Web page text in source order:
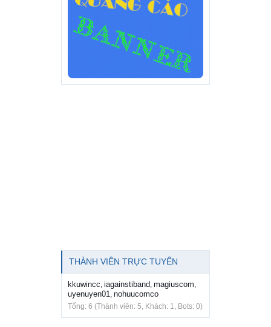
THÀNH VIÊN TRỰC TUYẾN
kkuwincc, iagainstiband, magiuscom,
uyenuyen01, nohuucomco
Tổng: 6 (Thành viên: 5, Khách: 1, Bots: 0)